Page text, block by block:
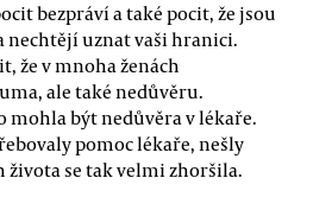
bezpráví a také pocit, že jsou
nechtějí uznat vaši hranici.
že v mnoha ženách
ale také nedůvěru.
mohla být nedůvěra v lékaře.
pomoc lékaře, nešly
života se tak velmi zhoršila.